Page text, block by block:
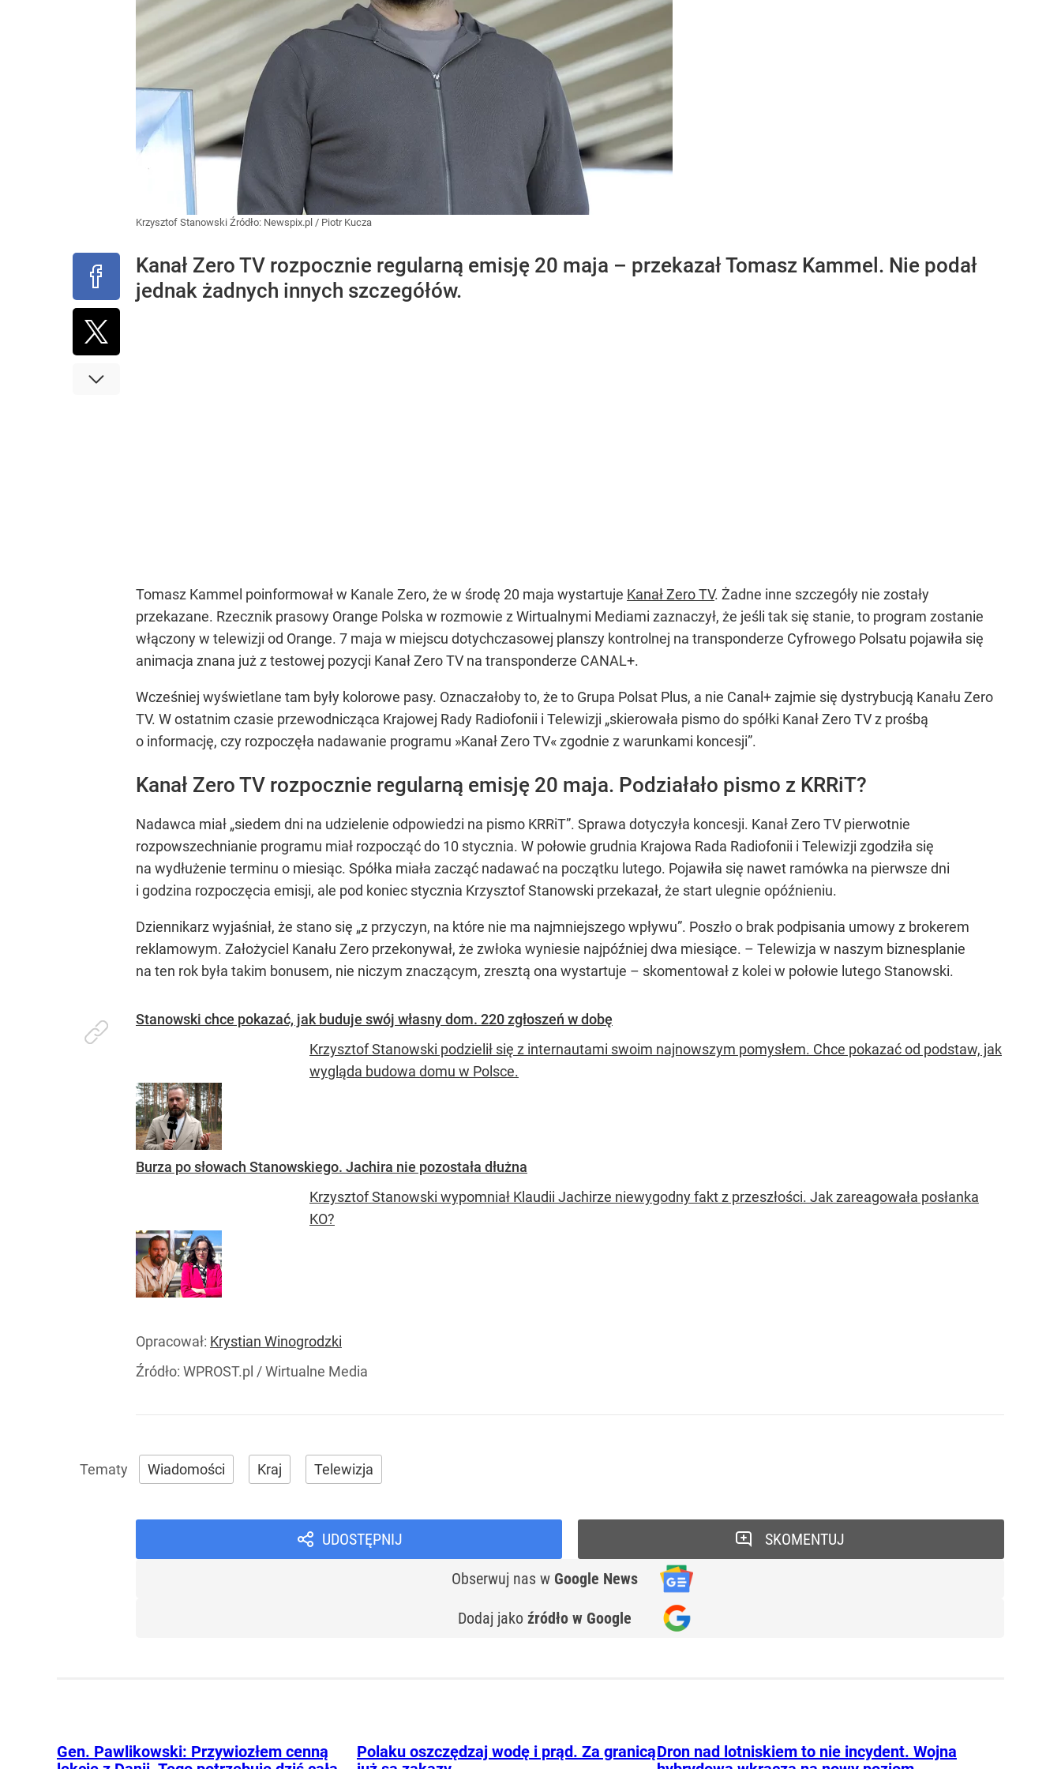
Krzysztof Stanowski Źródło: Newspix.pl / Piotr Kucza
Kanał Zero TV rozpocznie regularną emisję 20 maja – przekazał Tomasz Kammel. Nie podał
jednak żadnych innych szczegółów.
Tomasz Kammel poinformował w Kanale Zero, że w środę 20 maja wystartuje Kanał Zero TV. Żadne inne szczegóły nie zostały
przekazane. Rzecznik prasowy Orange Polska w rozmowie z Wirtualnymi Mediami zaznaczył, że jeśli tak się stanie, to program zostanie
włączony w telewizji od Orange. 7 maja w miejscu dotychczasowej planszy kontrolnej na transponderze Cyfrowego Polsatu pojawiła się
animacja znana już z testowej pozycji Kanał Zero TV na transponderze CANAL+.
Wcześniej wyświetlane tam były kolorowe pasy. Oznaczałoby to, że to Grupa Polsat Plus, a nie Canal+ zajmie się dystrybucją Kanału Zero
TV. W ostatnim czasie przewodnicząca Krajowej Rady Radiofonii i Telewizji „skierowała pismo do spółki Kanał Zero TV z prośbą
o informację, czy rozpoczęła nadawanie programu »Kanał Zero TV« zgodnie z warunkami koncesji”.
Kanał Zero TV rozpocznie regularną emisję 20 maja. Podziałało pismo z KRRiT?
Nadawca miał „siedem dni na udzielenie odpowiedzi na pismo KRRiT”. Sprawa dotyczyła koncesji. Kanał Zero TV pierwotnie
rozpowszechnianie programu miał rozpocząć do 10 stycznia. W połowie grudnia Krajowa Rada Radiofonii i Telewizji zgodziła się
na wydłużenie terminu o miesiąc. Spółka miała zacząć nadawać na początku lutego. Pojawiła się nawet ramówka na pierwsze dni
i godzina rozpoczęcia emisji, ale pod koniec stycznia Krzysztof Stanowski przekazał, że start ulegnie opóźnieniu.
Dziennikarz wyjaśniał, że stano się „z przyczyn, na które nie ma najmniejszego wpływu”. Poszło o brak podpisania umowy z brokerem
reklamowym. Założyciel Kanału Zero przekonywał, że zwłoka wyniesie najpóźniej dwa miesiące. – Telewizja w naszym biznesplanie
na ten rok była takim bonusem, nie niczym znaczącym, zresztą ona wystartuje – skomentował z kolei w połowie lutego Stanowski.
Stanowski chce pokazać, jak buduje swój własny dom. 220 zgłoszeń w dobę
Krzysztof Stanowski podzielił się z internautami swoim najnowszym pomysłem. Chce pokazać od podstaw, jak
wygląda budowa domu w Polsce.
Burza po słowach Stanowskiego. Jachira nie pozostała dłużna
Krzysztof Stanowski wypomniał Klaudii Jachirze niewygodny fakt z przeszłości. Jak zareagowała posłanka
KO?
Opracował: Krystian Winogrodzki
Źródło: WPROST.pl /Wirtualne Media
Wiadomości Kraj Telewizja
UDOSTĘPNIJ
Obserwuj nas w Google News
Dodaj jako źródło w Google
SKOMENTUJ
Gen. Pawlikowski: Przywiozłem cenną
Polaku oszczędzaj wodę i prąd. Za granicąDron nad lotniskiem to nie incydent. Wojna